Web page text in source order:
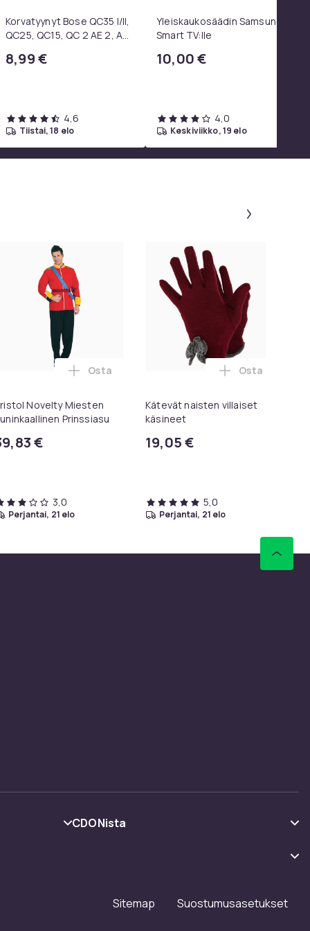
Korvatyynyt Bose QC35 I/II,
QC25, QC15, QC 2 AE 2, AE
SoundLink Black
8,99 €
4,6
tiistai, 18 elo
Yleiskaukosäädin Samsung
Smart TV:lle
10,00 €
4,0
keskiviikko, 19 elo
ostoskoriin
The Loom Miesten Iconic Premium Ringspun -puuvillainen
Novelty Miesten
Prinssiasu
€
Lisää Bristol Novelty Miesten
Osta
3,0
perjantai, 21 elo
Kätevät naisten villaiset
käsineet
19,05 €
Lisää
Osta
5,0
perjantai, 21 elo
CDONista
Työskentele kanssamme
Sitemap Suostumusasetukset